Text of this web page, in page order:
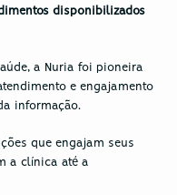
disponibilizados
a Nuria foi pioneira
e engajamento
informação.
que engajam seus
a clínica até a